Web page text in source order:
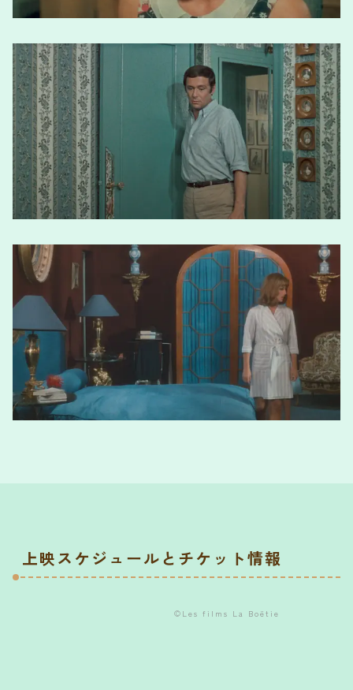
上映スケジュールとチケット情報
©︎Les films La Boëtie